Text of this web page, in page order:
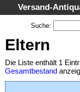
Versand-
Startseite
Suche
Schlagwörter
Suchergebnisse
Suche:
Eltern
Die Liste enthält 1
Gesamtbestand